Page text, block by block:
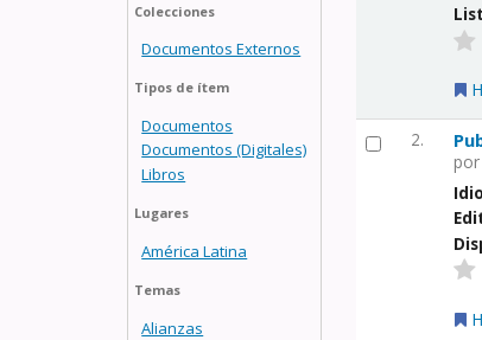
Colecciones
Documentos Externos
Tipos de ítem
Documentos
Documentos (Digitales)
Libros
Lugares
América Latina
Temas
Alianzas
2.